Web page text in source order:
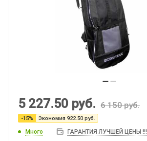
5 227.50 руб. 6 150руб.
-15% Экономия 922.50 руб.
Много ГАРАНТИЯ ЛУЧШЕЙ ЦЕНЫ !!!